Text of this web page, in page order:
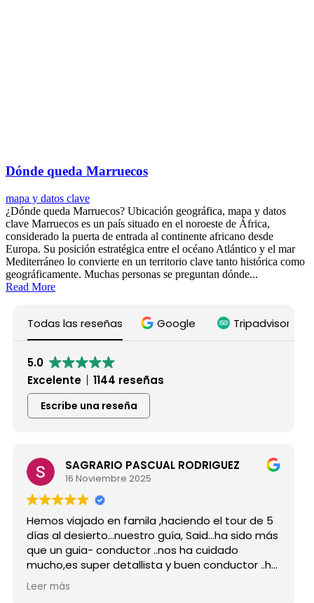
Dónde queda Marruecos
mapa y datos clave
¿Dónde queda Marruecos? Ubicación geográfica, mapa y datos
clave Marruecos es un país situado en el noroeste de África,
considerado la puerta de entrada al continente africano desde
Europa. Su posición estratégica entre el océano Atlántico y el mar
Mediterráneo lo convierte en un territorio clave tanto histórica como
geográficamente. Muchas personas se preguntan dónde...
Read More
Todas las reseñas Google Tripadvisor
5.0
Excelente
1144 reseñas
Escribe una reseña
SAGRARIO PASCUAL RODRIGUEZ
16 Noviembre 2025
viajado en famila ,haciendo el tour de 5
al desierto...nuestro guía, Said...ha sido más
un guia- conductor ..nos ha cuidado
super detallista y buen conductor ..ha
atento a todas nuestras peticiones y
muchos lugares
más
grupo
Desde